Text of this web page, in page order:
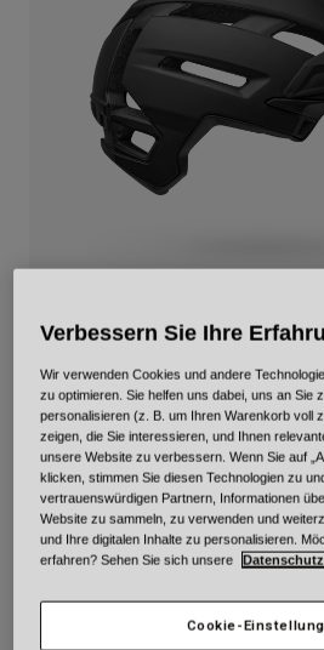
Adventure
Retro
Ersatzteile
Urban
BMX
Ersatzteile
Super Air Spherical
Artikelnr.34335-001-S
249,95 €
Farben -Schwarz
Verbessern Sie Ihre
Wir verwenden Cookies und andere
zu optimieren. Sie helfen uns dabei, uns an Sie
personalisieren (z. B. um Ihren Warenkorb voll
zeigen, die Sie interessieren, und Ihnen
unsere Website zu verbessern. Wenn Sie auf
klicken, stimmen Sie diesen Technologien zu
vertrauenswürdigen Partnern, Informationen
Website zu sammeln, zu verwenden und
und Ihre digitalen Inhalte zu personalisieren.
erfahren? Sehen Sie sich unsere
Cookie-